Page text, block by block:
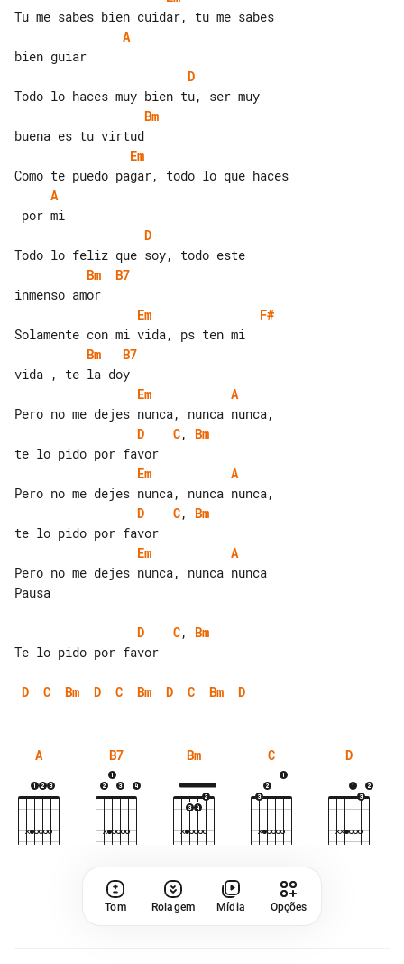
A
D
Bm
Em
A
D
Bm
B7
Em
F#
Bm
B7
Em
A
D
C, Bm
Em
A
D
C, Bm
Em
A
Pero no me dejes nunca, nunca nunca
Pausa
D C, Bm
Te lo pido por favor
D C Bm D C Bm D C Bm D
A B7 Bm C D
Tom Rolagem Mídia Opções